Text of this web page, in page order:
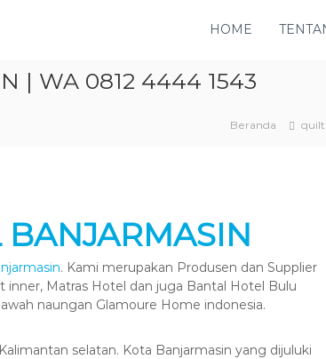
HOME
| WA 0812 4444 1543
Beranda
. Kami merupakan Produsen dan Supplier
Matras Hotel dan juga Bantal Hotel Bulu
naungan Glamoure Home indonesia.
selatan. Kota Banjarmasin yang dijuluki